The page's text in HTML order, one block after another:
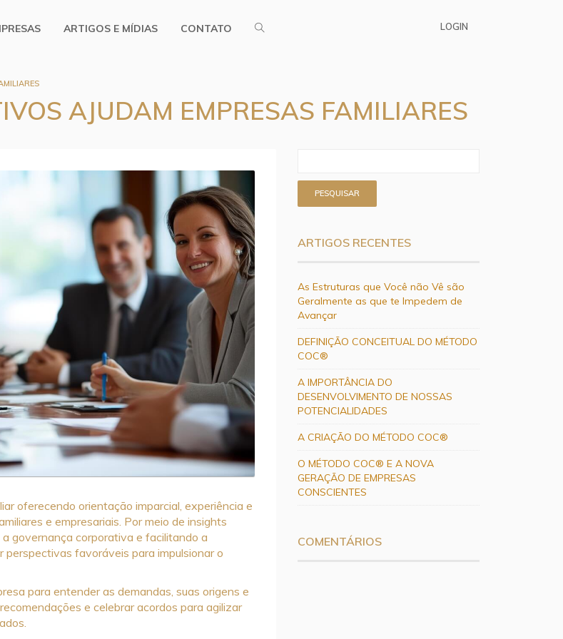
ARTIGOS E MÍDIAS CONTATO LOGIN
AJUDAM EMPRESAS FAMILIARES
oferecendo orientação imparcial, experiência e
e empresariais. Por meio de insights
governança corporativa e facilitando a
favoráveis para impulsionar o
para entender as demandas, suas origens e
e celebrar acordos para agilizar
ARTIGOS RECENTES
As Estruturas que Você não Vê são
Geralmente as que te Impedem de
Avançar
DEFINIÇÃO CONCEITUAL DO MÉTODO
COC®
A IMPORTÂNCIA DO
DESENVOLVIMENTO DE NOSSAS
POTENCIALIDADES
A CRIAÇÃO DO MÉTODO COC®
O MÉTODO COC® E A NOVA
GERAÇÃO DE EMPRESAS
CONSCIENTES
COMENTÁRIOS